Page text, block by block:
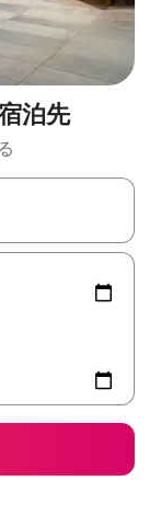
泊先
使って移動するか